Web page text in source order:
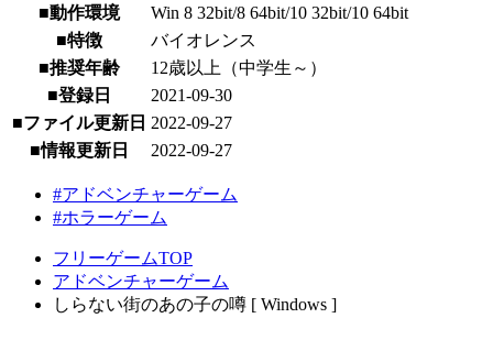
■動作環境
Win 8 32bit/8 64bit/10 32bit/10 64bit
■特徴
バイオレンス
■推奨年齢
12歳以上（中学生～）
■登録日
2021-09-30
■ファイル更新日 2022-09-27
■情報更新日
2022-09-27
#アドベンチャーゲーム
#ホラーゲーム
フリーゲームTOP
アドベンチャーゲーム
しらない街のあの子の噂 [ Windows ]